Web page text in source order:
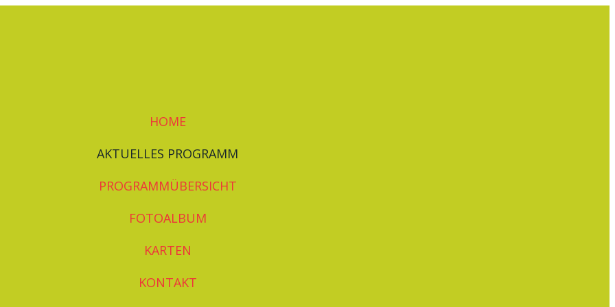
HOME
AKTUELLES PROGRAMM
PROGRAMMÜBERSICHT
FOTOALBUM
KARTEN
KONTAKT